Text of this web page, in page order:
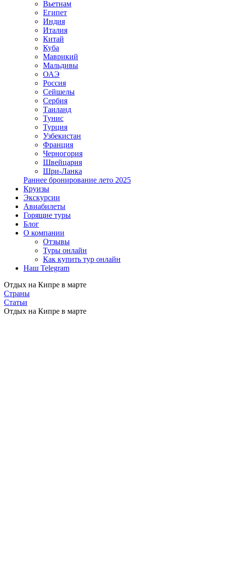
Вьетнам
Египет
Индия
Италия
Китай
Куба
Маврикий
Мальдивы
ОАЭ
Россия
Сейшелы
Сербия
Таиланд
Тунис
Турция
Узбекистан
Франция
Черногория
Швейцария
Шри-Ланка
Раннее бронирование лето 2025
Круизы
Экскурсии
Авиабилеты
Горящие туры
Блог
О компании
Отзывы
Туры онлайн
Как купить тур онлайн
Наш Telegram
Отдых на Кипре в марте
Страны
Статьи
Отдых на Кипре в марте